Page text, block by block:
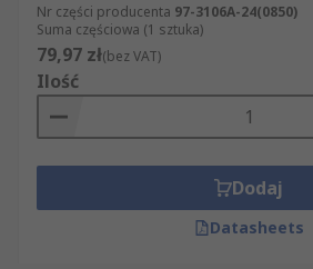
Nr części producenta 97-3106A-24(0850)
Suma częściowa (1 sztuka)
79,97 zł(bez VAT)
Ilość
Dodaj
Datasheets